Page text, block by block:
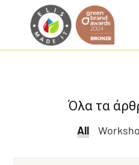
Όλα τα
All
All